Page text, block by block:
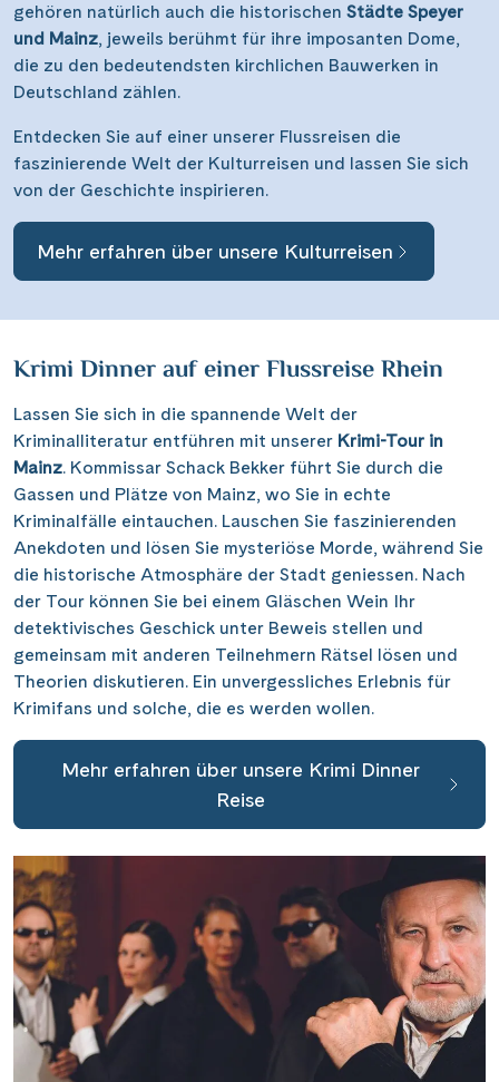
gehören natürlich auch die historischen Städte Speyer
und Mainz, jeweils berühmt für ihre imposanten Dome,
die zu den bedeutendsten kirchlichen Bauwerken in
Deutschland zählen.
Entdecken Sie auf einer unserer Flussreisen die
faszinierende Welt der Kulturreisen und lassen Sie sich
von der Geschichte inspirieren.
Mehr erfahren über unsere Kulturreisen
Krimi Dinner auf einer Flussreise Rhein
Lassen Sie sich in die spannende Welt der
Kriminalliteratur entführen mit unserer Krimi-Tour in
Mainz. Kommissar Schack Bekker führt Sie durch die
Gassen und Plätze von Mainz, wo Sie in echte
Kriminalfälle eintauchen. Lauschen Sie faszinierenden
Anekdoten und lösen Sie mysteriöse Morde, während Sie
die historische Atmosphäre der Stadt geniessen. Nach
der Tour können Sie bei einem Gläschen Wein Ihr
detektivisches Geschick unter Beweis stellen und
gemeinsam mit anderen Teilnehmern Rätsel lösen und
Theorien diskutieren. Ein unvergessliches Erlebnis für
Krimifans und solche, die es werden wollen.
Mehr erfahren über unsere Krimi Dinner
Reise